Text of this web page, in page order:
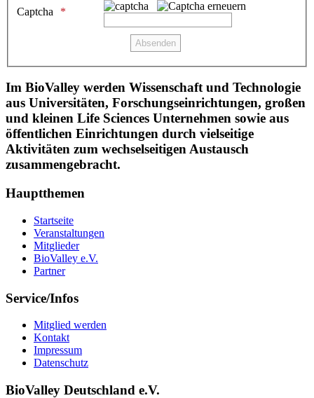
Captcha
Im BioValley werden Wissenschaft und Technologie
aus Universitäten, Forschungseinrichtungen, großen
und kleinen Life Sciences Unternehmen sowie aus
öffentlichen Einrichtungen durch vielseitige
Aktivitäten zum wechselseitigen Austausch
zusammengebracht.
Hauptthemen
Startseite
Veranstaltungen
Mitglieder
BioValley e.V.
Partner
Service/Infos
Mitglied werden
Kontakt
Impressum
Datenschutz
BioValley Deutschland e.V.